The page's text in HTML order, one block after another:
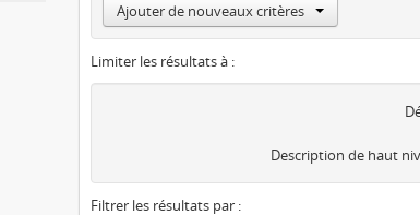
Ajouter de nouveaux critères
Limiter les résultats à :
Description de haut
Filtrer les résultats par :